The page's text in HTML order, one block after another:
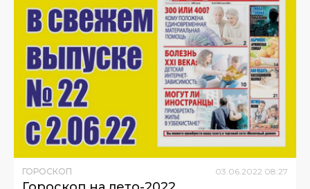
ГОРОСКОП 03 06 2022 08:27